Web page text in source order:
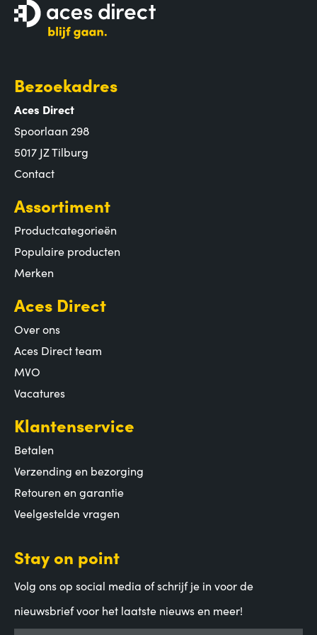
Bezoekadres
Aces Direct
Spoorlaan 298
5017 JZ Tilburg
Contact
Assortiment
Productcategorieën
Populaire producten
Merken
Aces Direct
Over ons
Aces Direct team
MVO
Vacatures
Klantenservice
Betalen
Verzending en bezorging
Retouren en garantie
Veelgestelde vragen
Stay on point
Volg ons op social media of schrijf je in voor de
nieuwsbrief voor het laatste nieuws en meer!